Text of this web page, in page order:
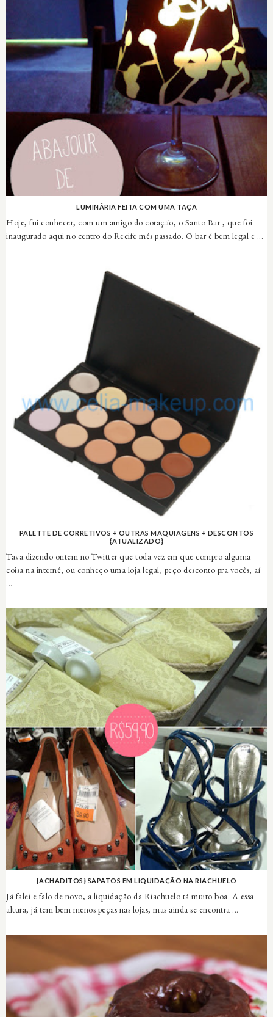
LUMINÁRIA FEITA COM UMA TAÇA
Hoje, fui conhecer, com um amigo do coração, o Santo Bar , que foi
inaugurado aqui no centro do Recife mês passado. O bar é bem legal e ...
PALETTE DE CORRETIVOS + OUTRAS MAQUIAGENS + DESCONTOS
{ATUALIZADO}
Tava dizendo ontem no Twitter que toda vez em que compro alguma
coisa na internê, ou conheço uma loja legal, peço desconto pra vocês, aí
...
{ACHADITOS} SAPATOS EM LIQUIDAÇÃO NA RIACHUELO
Já falei e falo de novo, a liquidação da Riachuelo tá muito boa. A essa
altura, já tem bem menos peças nas lojas, mas ainda se encontra ...